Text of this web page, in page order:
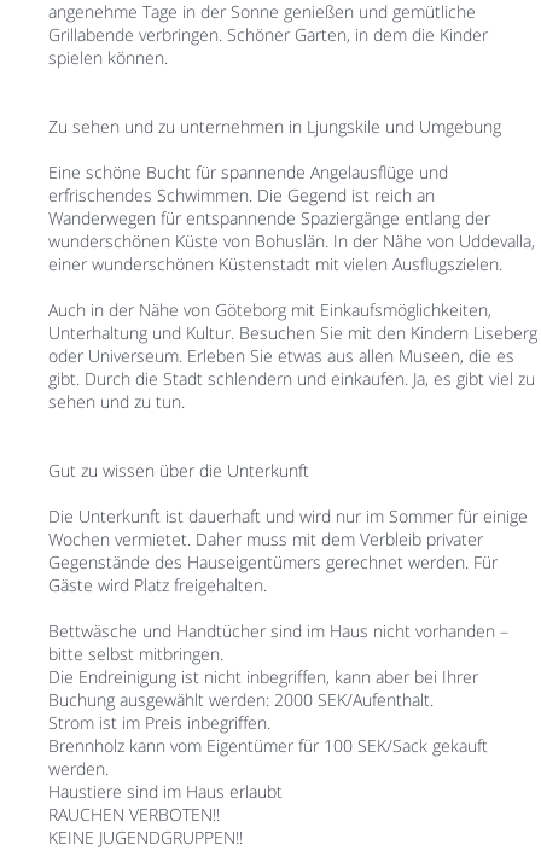
angenehme Tage in der Sonne genießen und gemütliche
Grillabende verbringen. Schöner Garten, in dem die Kinder
spielen können.
Zu sehen und zu unternehmen in Ljungskile und Umgebung
Eine schöne Bucht für spannende Angelausflüge und
erfrischendes Schwimmen. Die Gegend ist reich an
Wanderwegen für entspannende Spaziergänge entlang der
wunderschönen Küste von Bohuslän. In der Nähe von Uddevalla,
einer wunderschönen Küstenstadt mit vielen Ausflugszielen.
Auch in der Nähe von Göteborg mit Einkaufsmöglichkeiten,
Unterhaltung und Kultur. Besuchen Sie mit den Kindern Liseberg
oder Universeum. Erleben Sie etwas aus allen Museen, die es
gibt. Durch die Stadt schlendern und einkaufen. Ja, es gibt viel zu
sehen und zu tun.
Gut zu wissen über die Unterkunft
Die Unterkunft ist dauerhaft und wird nur im Sommer für einige
Wochen vermietet. Daher muss mit dem Verbleib privater
Gegenstände des Hauseigentümers gerechnet werden. Für
Gäste wird Platz freigehalten.
Bettwäsche und Handtücher sind im Haus nicht vorhanden –
bitte selbst mitbringen.
Die Endreinigung ist nicht inbegriffen, kann aber bei Ihrer
Buchung ausgewählt werden: 2000 SEK/Aufenthalt.
Strom ist im Preis inbegriffen.
Brennholz kann vom Eigentümer für 100 SEK/Sack gekauft
werden.
Haustiere sind im Haus erlaubt
RAUCHEN VERBOTEN!!
KEINE JUGENDGRUPPEN!!